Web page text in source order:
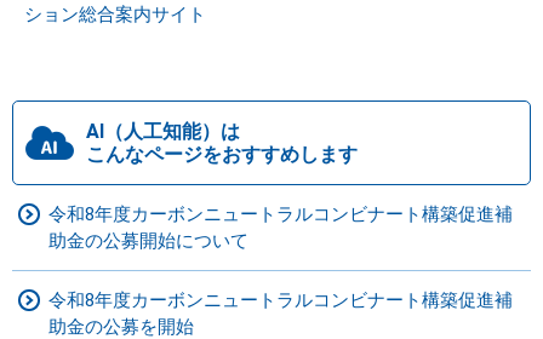
ション総合案内サイト
AI（人工知能）は
こんなページをおすすめします
令和8年度カーボンニュートラルコンビナート構築促進補
助金の公募開始について
令和8年度カーボンニュートラルコンビナート構築促進補
助金の公募を開始